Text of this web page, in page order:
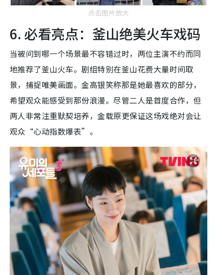
点击图片放大
6. 必看亮点：釜山绝美火车戏码
当被问到哪一个场景最不容错过时，两位主演不约而同
地推荐了釜山火车。剧组特别在釜山花费大量时间取
景，捕捉唯美画面。金高银笑称那是她最喜欢的部分，
希望观众能感受到那份浪漫。尽管二人是首度合作，但
两人非常注重默契培养，金载原更保证这场戏绝对会让
观众“心动指数爆表”。